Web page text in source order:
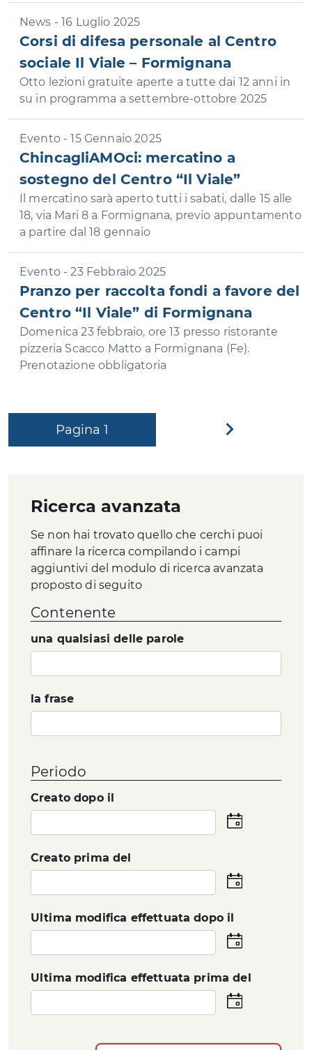
News - 16 Luglio 2025
Corsi di difesa personale al Centro
sociale Il Viale – Formignana
Otto lezioni gratuite aperte a tutte dai 12 anni in
su in programma a settembre-ottobre 2025
Evento - 15 Gennaio 2025
ChincagliAMOci: mercatino a
sostegno del Centro “Il Viale”
Il mercatino sarà aperto tutti i sabati, dalle 15 alle
18, via Mari 8 a Formignana, previo appuntamento
a partire dal 18 gennaio
Evento - 23 Febbraio 2025
Pranzo per raccolta fondi a favore del
Centro “Il Viale” di Formignana
Domenica 23 febbraio, ore 13 presso ristorante
pizzeria Scacco Matto a Formignana (Fe).
Prenotazione obbligatoria
Pagina 1
Ricerca avanzata
Se non hai trovato quello che cerchi puoi
affinare la ricerca compilando i campi
aggiuntivi del modulo di ricerca avanzata
proposto di seguito
Contenente
una qualsiasi delle parole
la frase
Periodo
Creato dopo il
Seleziona
la
Creato prima del
Seleziona
la
Ultima modifica effettuata dopo il
Seleziona
la
Ultima modifica effettuata prima del
Seleziona
la